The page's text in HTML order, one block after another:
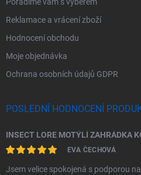
Poradíme vám s výběrem
Reklamace a vrácení zboží
Hodnocení obchodu
Moje objednávka
Ochrana osobních údajů GDPR
POSLEDNÍ HODNOCENÍ
EVA ČECHOVÁ
Jsem velice spokojená s podporou